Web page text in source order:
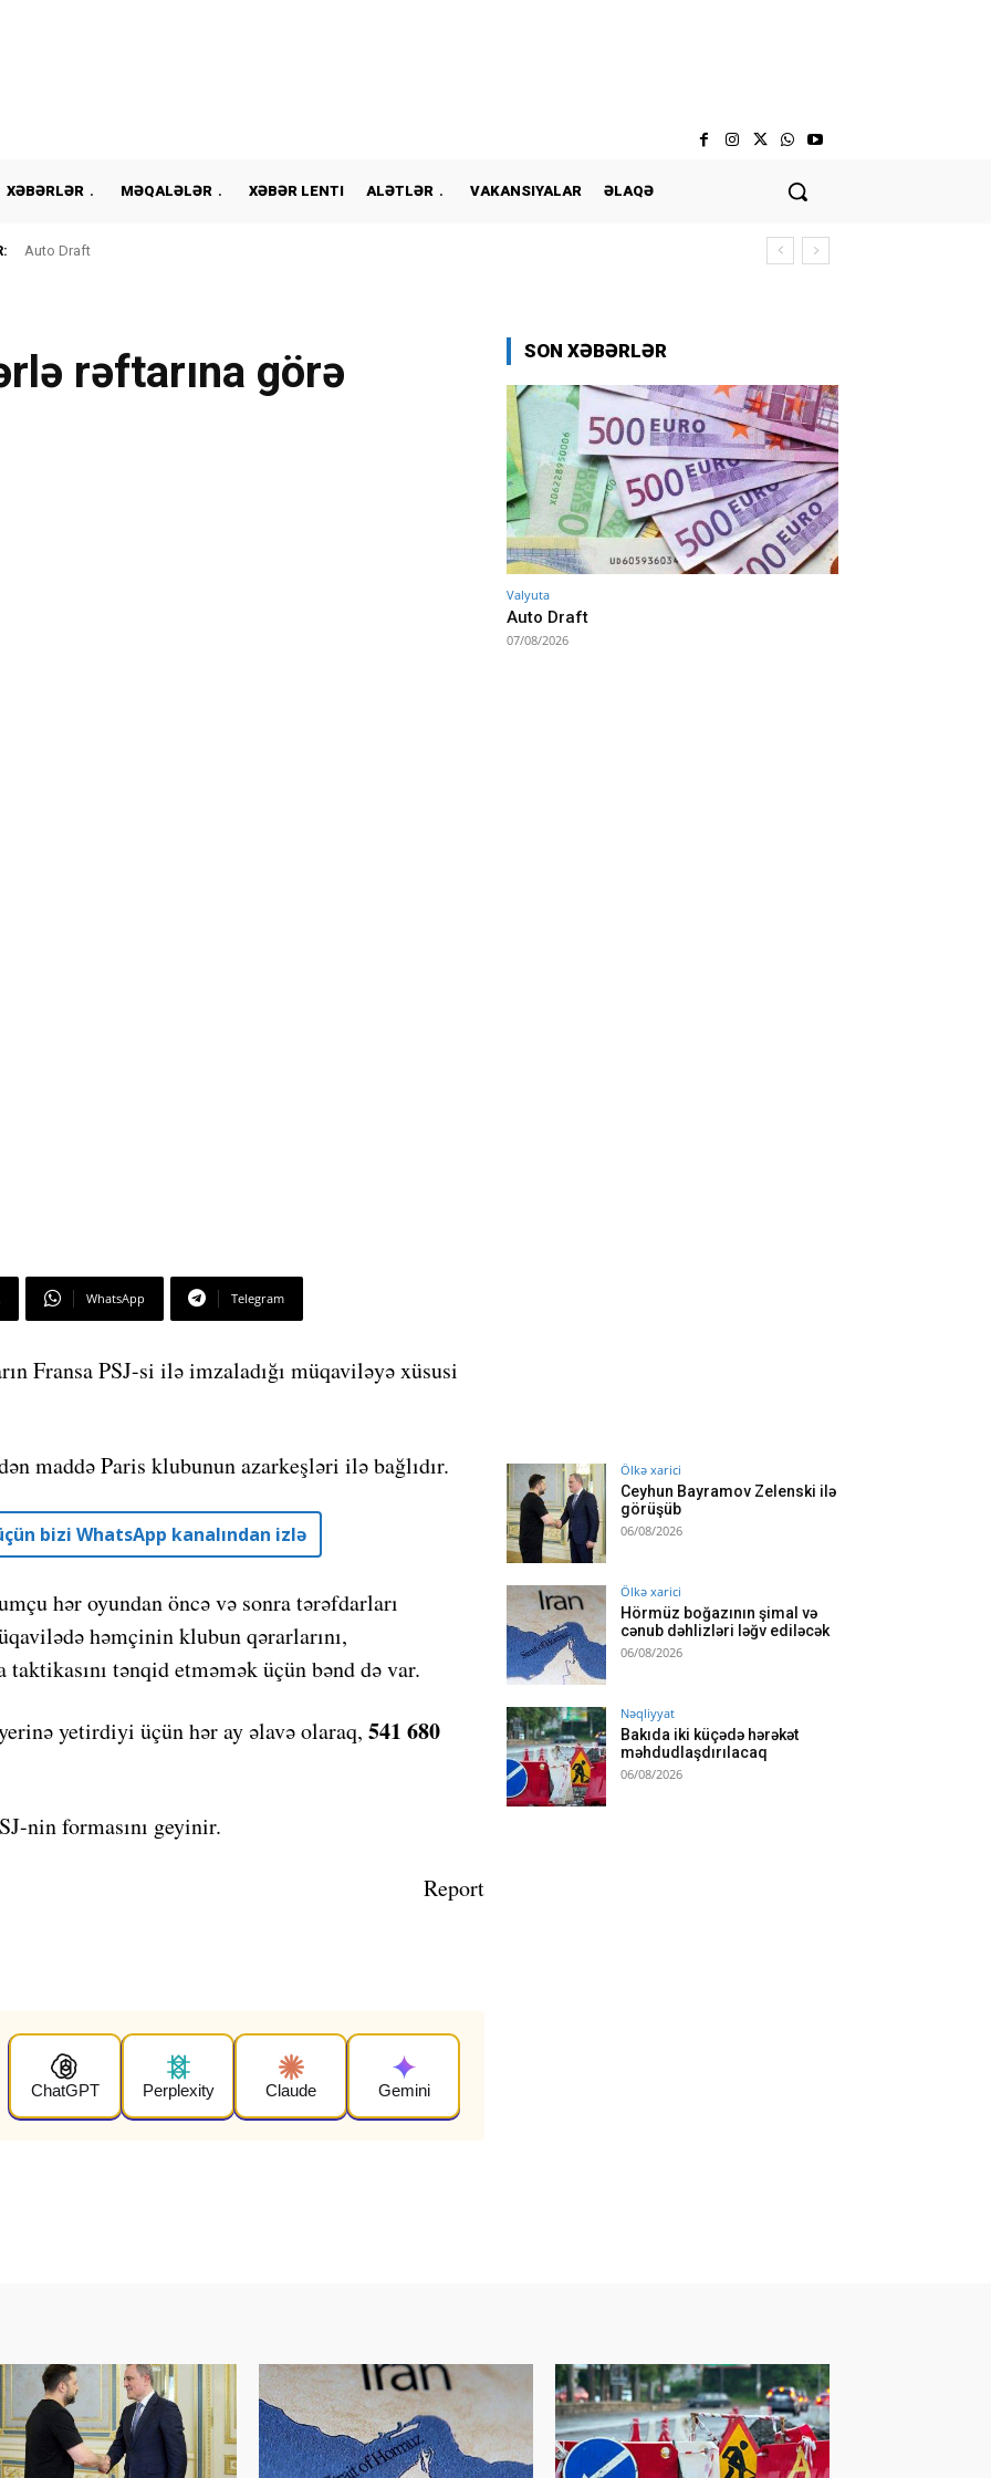
XƏBƏRLƏR MƏQALƏLƏR XƏBƏR LENTI ALƏTLƏR VAKANSIYALAR ƏLAQƏ
Auto Draft
rəftarına görə
WhatsApp Telegram
Fransa PSJ-si ilə imzaladığı müqaviləyə xüsusi
maddə Paris klubunun azarkeşləri ilə bağlıdır.
bizi WhatsApp kanalından izlə
hər oyundan öncə və sonra tərəfdarları
həmçinin klubun qərarlarını,
tənqid etməmək üçün bənd də var.
yetirdiyi üçün hər ay əlavə olaraq, 541 680
nin formasını geyinir.
Report
ChatGPT Perplexity Claude Gemini
SON XƏBƏRLƏR
Valyuta
Auto Draft
07/08/2026
Ölkə xarici
Ceyhun Bayramov Zelenski ilə
görüşüb
06/08/2026
Ölkə xarici
Hörmüz boğazının şimal və
cənub dəhlizləri ləğv ediləcək
06/08/2026
Nəqliyyat
Bakıda iki küçədə hərəkət
məhdudlaşdırılacaq
06/08/2026